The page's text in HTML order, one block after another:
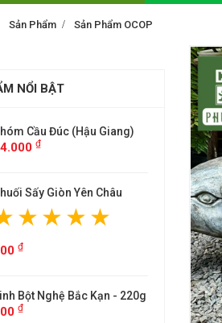
Sản Phẩm Sản Phẩm OCOP
NỔI BẬT
220g
ĐẶC SẢN CHÈ TÂN CƯƠNG
THÁI NGUYÊN(TÚI 0,5KG)